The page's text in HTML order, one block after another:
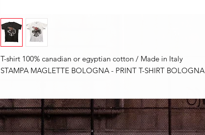
T-shirt 100% canadian or egyptian cotton / Made in Italy
STAMPA MAGLETTE BOLOGNA - PRINT T-SHIRT BOLOGNA